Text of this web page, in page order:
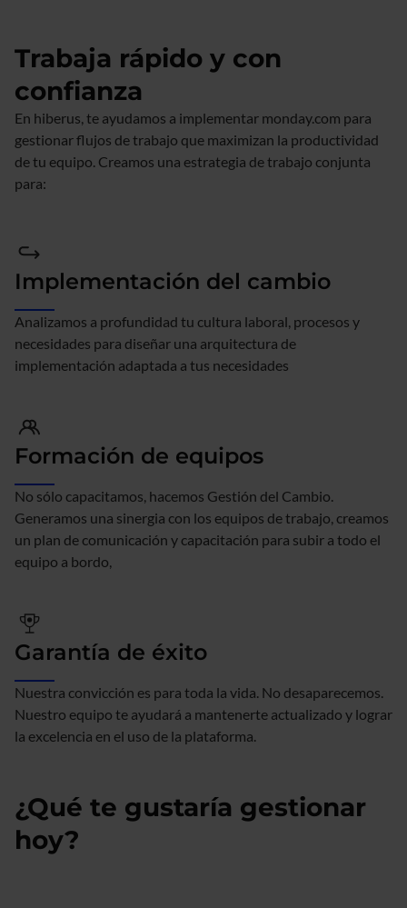
Trabaja rápido y con
confianza
En hiberus, te ayudamos a implementar monday.com para
gestionar flujos de trabajo que maximizan la productividad
de tu equipo. Creamos una estrategia de trabajo conjunta
para:
Implementación del cambio
Analizamos a profundidad tu cultura laboral, procesos y
necesidades para diseñar una arquitectura de
implementación adaptada a tus necesidades
Formación de equipos
No sólo capacitamos, hacemos Gestión del Cambio.
Generamos una sinergia con los equipos de trabajo, creamos
un plan de comunicación y capacitación para subir a todo el
equipo a bordo,
Garantía de éxito
Nuestra convicción es para toda la vida. No desaparecemos.
Nuestro equipo te ayudará a mantenerte actualizado y lograr
la excelencia en el uso de la plataforma.
¿Qué te gustaría gestionar
hoy?